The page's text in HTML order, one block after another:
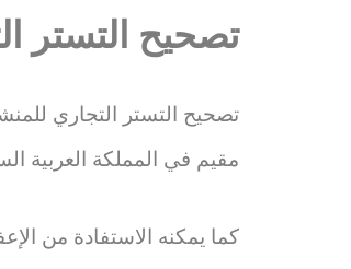
تصحيح التستر
تصحيح التستر التجاري
مقيم في المملكة العربية
كما يمكنه الاستفادة من